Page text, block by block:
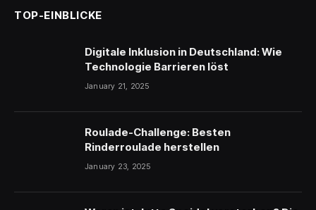
TOP-EINBLICKE
Digitale Inklusion in Deutschland: Wie
Technologie Barrieren löst
January 21, 2025
Roulade-Challenge: Besten
Rinderroulade herstellen
January 23, 2025